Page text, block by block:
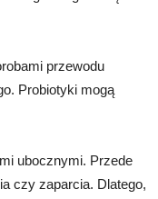
przewodu
Probiotyki mogą
ubocznymi. Przede
czy zaparcia. Dlatego,